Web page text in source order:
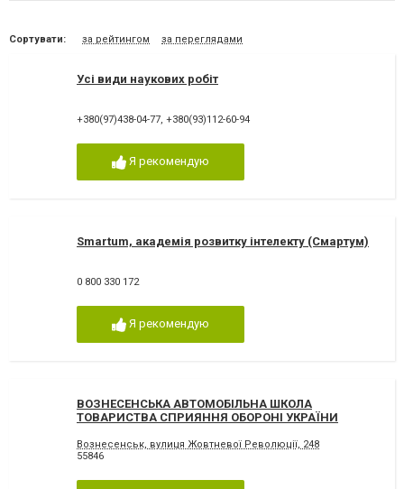
Сортувати: за рейтингом за переглядами
Усі види наукових робіт
+380(97)438-04-77, +380(93)112-60-94
Я рекомендую
Smartum, академія розвитку інтелекту (Смартум)
0 800 330 172
Я рекомендую
ВОЗНЕСЕНСЬКА АВТОМОБІЛЬНА ШКОЛА
ТОВАРИСТВА СПРИЯННЯ ОБОРОНІ УКРАЇНИ
Вознесенськ, вулиця Жовтневої Революції, 248
55846